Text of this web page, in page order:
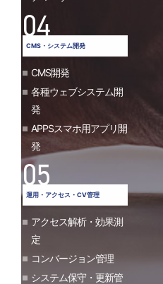
04
CMS・システム開発
CMS開発
各種ウェブシステム開
発
APPSスマホ用アプリ開
発
05
運用・アクセス・CV管理
アクセス解析・効果測
定
コンバージョン管理
システム保守・更新管